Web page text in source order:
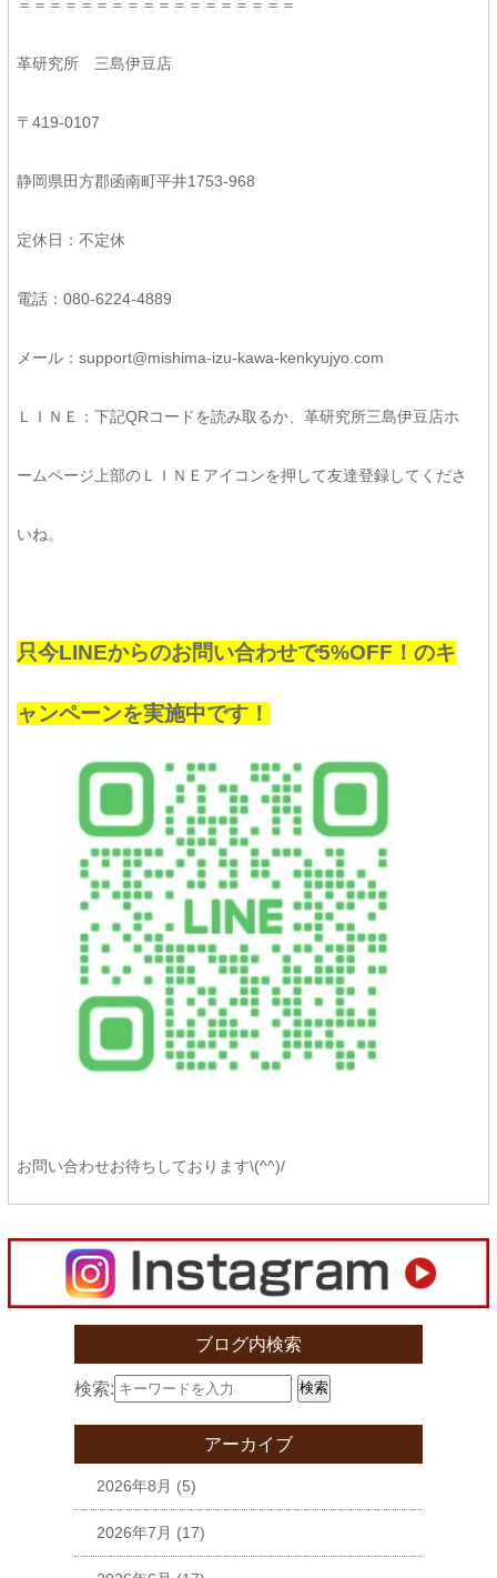
＝＝＝＝＝＝＝＝＝＝＝＝＝＝＝＝＝＝
革研究所 三島伊豆店
〒419-0107
静岡県田方郡函南町平井1753-968
定休日：不定休
電話：080-6224-4889
メール：support@mishima-izu-kawa-kenkyujyo.com
ＬＩＮＥ：下記QRコードを読み取るか、革研究所三島伊豆店ホ
ームページ上部のＬＩＮＥアイコンを押して友達登録してくださ
いね。
只今LINEからのお問い合わせで5%OFF！のキ
ャンペーンを実施中です！
お問い合わせお待ちしております\(^^)/
ブログ内検索
検索: 検索
アーカイブ
2026年8月 (5)
2026年7月 (17)